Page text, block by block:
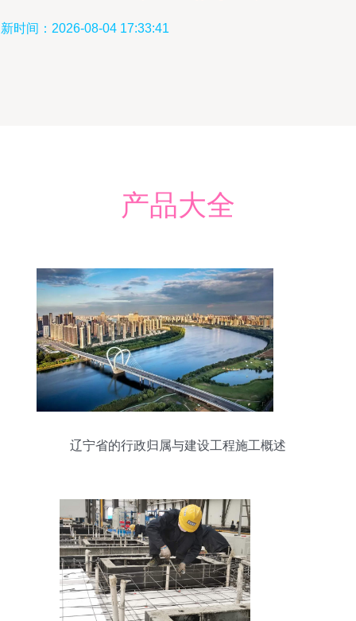
时间：2026-08-04 17:33:41
产品大全
辽宁省的行政归属与建设工程施工概述